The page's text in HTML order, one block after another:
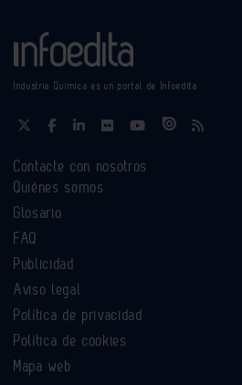
Industria Química es un portal de Infoedita
Contacte con nosotros
Quiénes somos
Glosario
FAQ
Publicidad
Aviso legal
Política de privacidad
Política de cookies
Mapa web